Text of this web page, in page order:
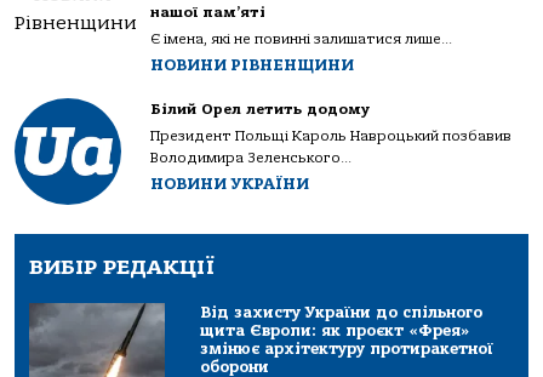
нашої пам’яті
Є імена, які не повинні залишатися лише...
НОВИНИ РІВНЕНЩИНИ
Білий Орел летить додому
Президент Польщі Кароль Навроцький позбавив
Володимира Зеленського...
НОВИНИ УКРАЇНИ
ВИБІР РЕДАКЦІЇ
Від захисту України до спільного
щита Європи: як проєкт «Фрея»
змінює архітектуру протиракетної
оборони